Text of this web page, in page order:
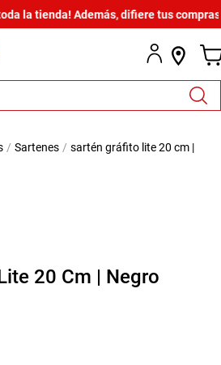
tienda! Además, difiere tus compras
sartenes
sartén gráfito lite 20 cm |
20 Cm | Negro